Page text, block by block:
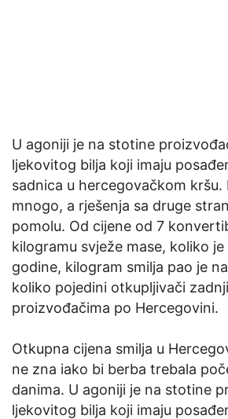
U agoniji je na stotine
ljekovitog bilja koji imaju
sadnica u hercegovačkom kršu.
mnogo, a rješenja sa druge
pomolu. Od cijene od 7
kilogramu svježe mase, koliko
godine, kilogram smilja pao je
koliko pojedini otkupljivači
proizvođačima po Hercegovini.
Otkupna cijena smilja u
ne zna iako bi berba trebala
danima. U agoniji je na stotine
ljekovitog bilja koji imaju